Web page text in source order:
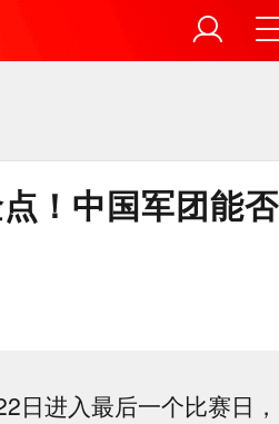
！中国军团能否
日进入最后一个比赛日，